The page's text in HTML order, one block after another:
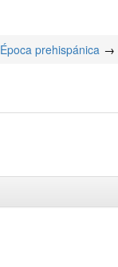
Época prehispánica